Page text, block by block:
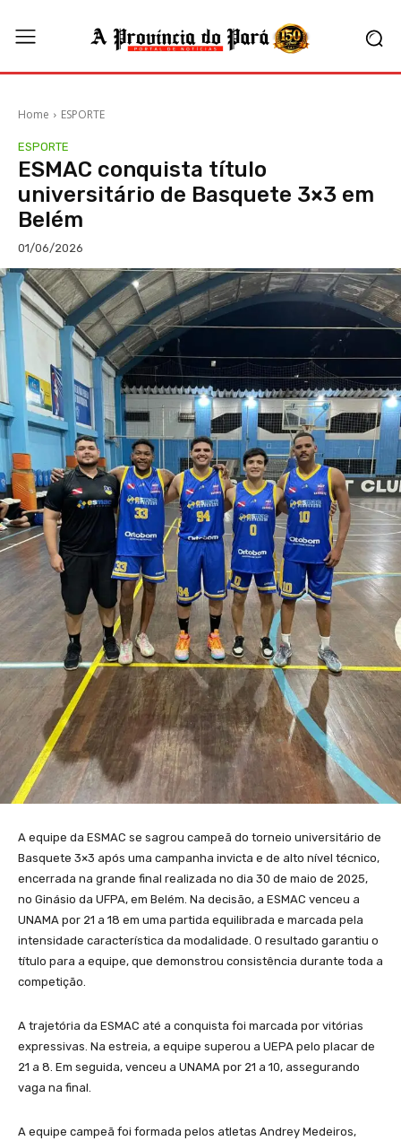
Home ESPORTE
ESPORTE
ESMAC conquista título
universitário de Basquete 3×3 em
Belém
01/06/2026
A equipe da ESMAC se sagrou campeã do torneio universitário de
Basquete 3×3 após uma campanha invicta e de alto nível técnico,
encerrada na grande final realizada no dia 30 de maio de 2025,
no Ginásio da UFPA, em Belém. Na decisão, a ESMAC venceu a
UNAMA por 21 a 18 em uma partida equilibrada e marcada pela
intensidade característica da modalidade. O resultado garantiu o
título para a equipe, que demonstrou consistência durante toda a
competição.
A trajetória da ESMAC até a conquista foi marcada por vitórias
expressivas. Na estreia, a equipe superou a UEPA pelo placar de
21 a 8. Em seguida, venceu a UNAMA por 21 a 10, assegurando
vaga na final.
A equipe campeã foi formada pelos atletas Andrey Medeiros,